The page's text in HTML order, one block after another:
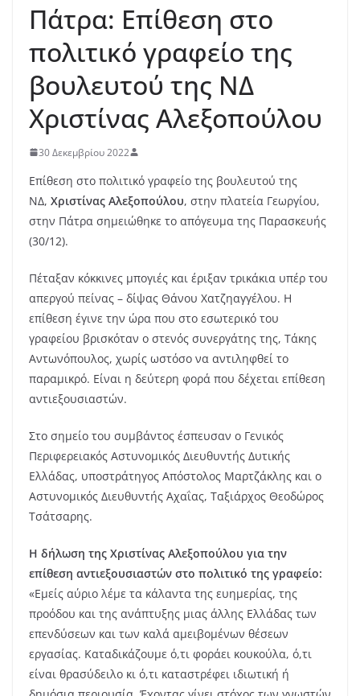
Πάτρα: Επίθεση στο
πολιτικό γραφείο της
βουλευτού της ΝΔ
Χριστίνας Αλεξοπούλου
30 Δεκεμβρίου 2022
Επίθεση στο πολιτικό γραφείο της βουλευτού της
ΝΔ, Χριστίνας Αλεξοπούλου, στην πλατεία Γεωργίου,
στην Πάτρα σημειώθηκε το απόγευμα της Παρασκευής
(30/12).
Πέταξαν κόκκινες μπογιές και έριξαν τρικάκια υπέρ του
απεργού πείνας – δίψας Θάνου Χατζηαγγέλου. Η
επίθεση έγινε την ώρα που στο εσωτερικό του
γραφείου βρισκόταν ο στενός συνεργάτης της, Τάκης
Αντωνόπουλος, χωρίς ωστόσο να αντιληφθεί το
παραμικρό. Είναι η δεύτερη φορά που δέχεται επίθεση
αντιεξουσιαστών.
Στο σημείο του συμβάντος έσπευσαν ο Γενικός
Περιφερειακός Αστυνομικός Διευθυντής Δυτικής
Ελλάδας, υποστράτηγος Απόστολος Μαρτζάκλης και ο
Αστυνομικός Διευθυντής Αχαΐας, Ταξιάρχος Θεοδώρος
Τσάτσαρης.
Η δήλωση της Χριστίνας Αλεξοπούλου για την
επίθεση αντιεξουσιαστών στο πολιτικό της γραφείο:
«Εμείς αύριο λέμε τα κάλαντα της ευημερίας, της
προόδου και της ανάπτυξης μιας άλλης Ελλάδας των
επενδύσεων και των καλά αμειβομένων θέσεων
εργασίας. Καταδικάζουμε ό,τι φοράει κουκούλα, ό,τι
είναι θρασύδειλο κι ό,τι καταστρέφει ιδιωτική ή